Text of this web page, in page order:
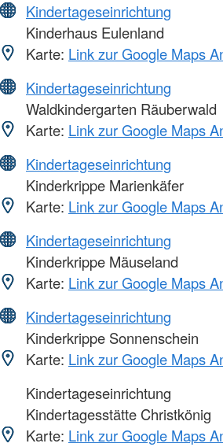
Kindertageseinrichtung
Kinderhaus Eulenland
Karte: Link zur Google Maps
Kindertageseinrichtung
Waldkindergarten Räuberwald
Karte: Link zur Google Maps
Kindertageseinrichtung
Kinderkrippe Marienkäfer
Karte: Link zur Google Maps
Kindertageseinrichtung
Kinderkrippe Mäuseland
Karte: Link zur Google Maps
Kindertageseinrichtung
Kinderkrippe Sonnenschein
Karte: Link zur Google Maps
Kindertageseinrichtung
Kindertagesstätte Christkönig
Karte: Link zur Google Maps